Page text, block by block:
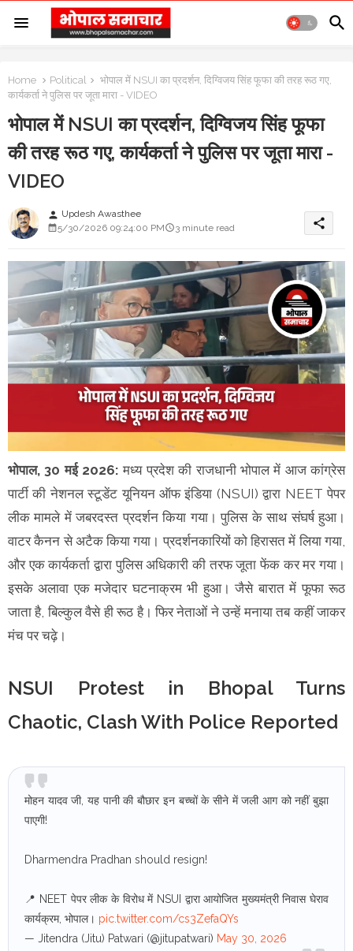
Home Political
भोपाल में NSUI का प्रदर्शन, दिग्विजय सिंह फूफा की तरह रूठ गए,
कार्यकर्ता ने पुलिस पर जूता मारा - VIDEO
भोपाल में NSUI का प्रदर्शन, दिग्विजय सिंह फूफा
की तरह रूठ गए, कार्यकर्ता ने पुलिस पर जूता मारा -
VIDEO
person Updesh Awasthee
5/30/2026 09:24:00 PM
3 minute read share
भोपाल, 30 मई 2026: मध्य प्रदेश की राजधानी भोपाल में आज कांग्रेस
पार्टी की नेशनल स्टूडेंट यूनियन ऑफ इंडिया (NSUI) द्वारा NEET पेपर
लीक मामले में जबरदस्त प्रदर्शन किया गया। पुलिस के साथ संघर्ष हुआ।
वाटर कैनन से अटैक किया गया। प्रदर्शनकारियों को हिरासत में लिया गया,
और एक कार्यकर्ता द्वारा पुलिस अधिकारी की तरफ जूता फेंक कर मर गया।
इसके अलावा एक मजेदार घटनाक्रम भी हुआ। जैसे बारात में फूफा रूठ
जाता है, बिल्कुल वैसे ही रूठ है। फिर नेताओं ने उन्हें मनाया तब कहीं जाकर
मंच पर चढ़े।
NSUI Protest in Bhopal Turns
Chaotic, Clash With Police Reported
मोहन यादव जी, यह पानी की बौछार इन बच्चों के सीने में जली आग को नहीं बुझा
पाएगी!
Dharmendra Pradhan should resign!
📍 NEET पेपर लीक के विरोध में NSUI द्वारा आयोजित मुख्यमंत्री निवास घेराव
कार्यक्रम, भोपाल। pic.twitter.com/cs3ZefaQYs
— Jitendra (Jitu) Patwari (@jitupatwari) May 30, 2026